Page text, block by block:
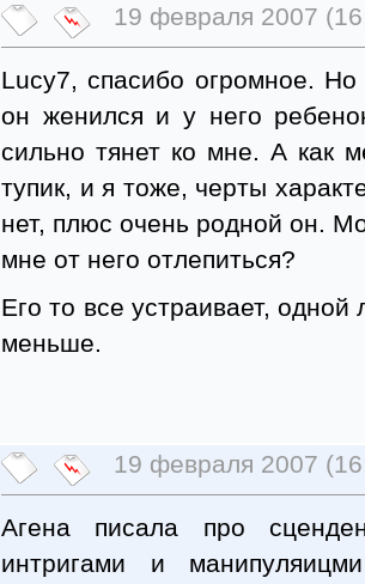
19 февраля 2007
Lucy7, спасибо огромное.
он женился и у него
сильно тянет ко мне. А как
тупик, и я тоже, черты
нет, плюс очень родной он.
мне от него отлепиться?
Его то все устраивает,
меньше.
19 февраля 2007
Агена писала про
интригами и